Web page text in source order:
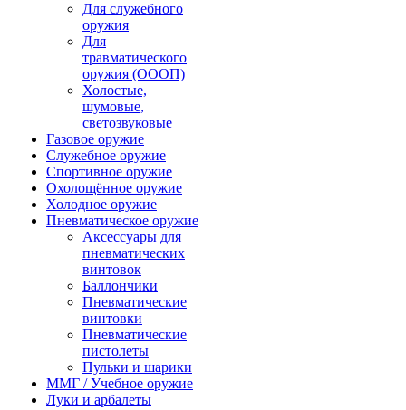
Для служебного
оружия
Для
травматического
оружия (ОООП)
Холостые,
шумовые,
светозвуковые
Газовое оружие
Служебное оружие
Спортивное оружие
Охолощённое оружие
Холодное оружие
Пневматическое оружие
Аксессуары для
пневматических
винтовок
Баллончики
Пневматические
винтовки
Пневматические
пистолеты
Пульки и шарики
ММГ / Учебное оружие
Луки и арбалеты